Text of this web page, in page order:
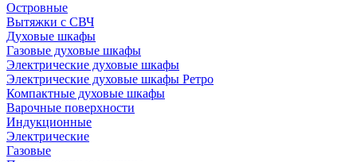
Островные
Вытяжки с СВЧ
Духовые шкафы
Газовые духовые шкафы
Электрические духовые шкафы
Электрические духовые шкафы Ретро
Компактные духовые шкафы
Варочные поверхности
Индукционные
Электрические
Газовые